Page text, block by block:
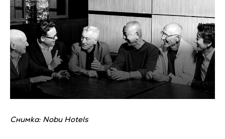
Снимка: Nobu Hotels